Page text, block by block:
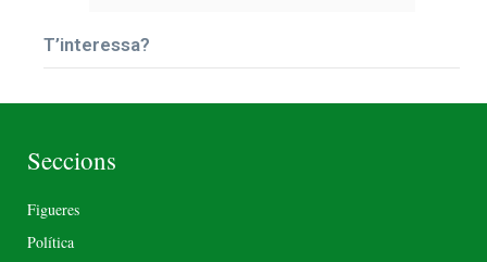
T’interessa?
Seccions
Figueres
Política